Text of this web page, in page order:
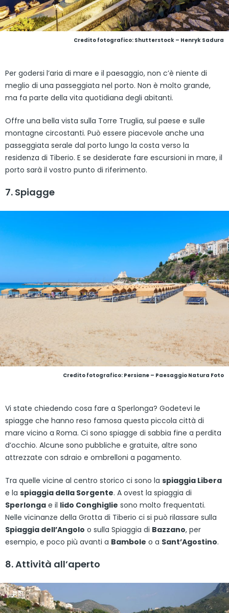
Credito fotografico: Shutterstock – Henryk Sadura
Per godersi l’aria di mare e il paesaggio, non c’è niente di
meglio di una passeggiata nel porto. Non è molto grande,
ma fa parte della vita quotidiana degli abitanti.
Offre una bella vista sulla Torre Truglia, sul paese e sulle
montagne circostanti. Può essere piacevole anche una
passeggiata serale dal porto lungo la costa verso la
residenza di Tiberio. E se desiderate fare escursioni in mare, il
porto sarà il vostro punto di riferimento.
7. Spiagge
Credito fotografico: Persiane – Paesaggio Natura Foto
Vi state chiedendo cosa fare a Sperlonga? Godetevi le
spiagge che hanno reso famosa questa piccola città di
mare vicino a Roma. Ci sono spiagge di sabbia fine a perdita
d’occhio. Alcune sono pubbliche e gratuite, altre sono
attrezzate con sdraio e ombrelloni a pagamento.
Tra quelle vicine al centro storico ci sono la spiaggia Libera
e la spiaggia della Sorgente. A ovest la spiaggia di
Sperlonga e il lido Conghiglie sono molto frequentati.
Nelle vicinanze della Grotta di Tiberio ci si può rilassare sulla
Spiaggia dell’Angolo o sulla Spiaggia di Bazzano, per
esempio, e poco più avanti a Bambole o a Sant’Agostino.
8. Attività all’aperto